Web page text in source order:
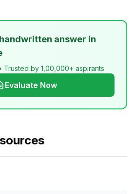
answer in
Trusted by 1,00,000+ aspirants
Evaluate Now